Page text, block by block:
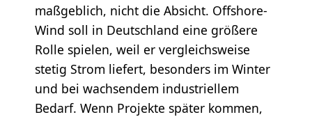
maßgeblich, nicht die Absicht. Offshore-
Wind soll in Deutschland eine größere
Rolle spielen, weil er vergleichsweise
stetig Strom liefert, besonders im Winter
und bei wachsendem industriellem
Bedarf. Wenn Projekte später kommen,